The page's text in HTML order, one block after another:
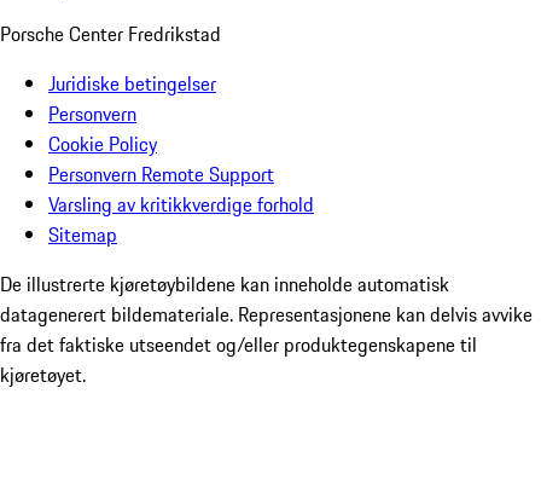
Porsche Center Fredrikstad
Juridiske betingelser
Personvern
Cookie Policy
Personvern Remote Support
Varsling av kritikkverdige forhold
Sitemap
De illustrerte kjøretøybildene kan inneholde automatisk
datagenerert bildemateriale. Representasjonene kan delvis avvike
fra det faktiske utseendet og/eller produktegenskapene til
kjøretøyet.